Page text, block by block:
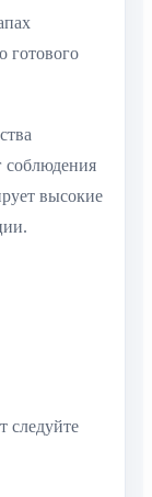
готового
соблюдения
высокие
следуйте